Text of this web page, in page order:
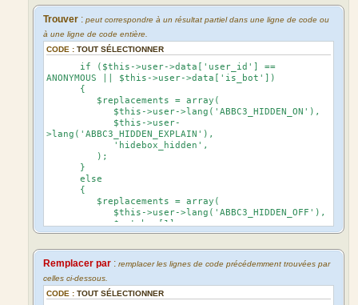
Trouver : peut correspondre à un résultat partiel dans une ligne de code ou
à une ligne de code entière.
CODE : TOUT SÉLECTIONNER
if ($this->user->data['user_id'] ==
ANONYMOUS || $this->user->data['is_bot'])
{
$replacements = array(
$this->user->lang('ABBC3_HIDDEN_ON'),
$this->user-
>lang('ABBC3_HIDDEN_EXPLAIN'),
'hidebox_hidden',
);
}
else
{
$replacements = array(
$this->user->lang('ABBC3_HIDDEN_OFF'),
$matches[1],
'hidebox_visible',
}
Remplacer par : remplacer les lignes de code précédemment trouvées par
celles ci-dessous.
CODE : TOUT SÉLECTIONNER